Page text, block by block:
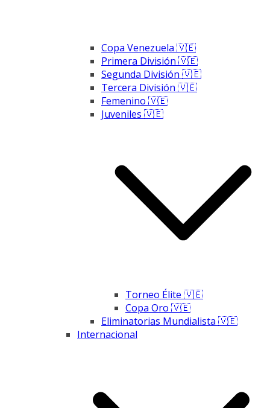
Copa Venezuela 🇻🇪
Primera División 🇻🇪
Segunda División 🇻🇪
Tercera División 🇻🇪
Femenino 🇻🇪
Juveniles 🇻🇪
Torneo Élite 🇻🇪
Copa Oro 🇻🇪
Eliminatorias Mundialista 🇻🇪
Internacional